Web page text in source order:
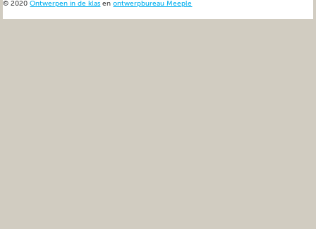
© 2020Ontwerpen in de klas enontwerpbureau Meeple